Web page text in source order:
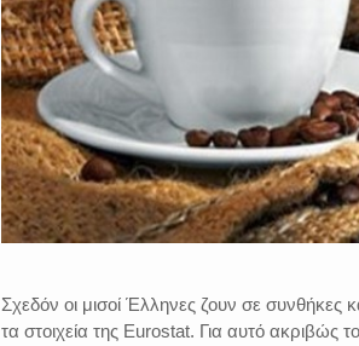
Σχεδόν οι μισοί Έλληνες ζουν σε συνθήκες
τα στοιχεία της Eurostat. Για αυτό ακριβώς